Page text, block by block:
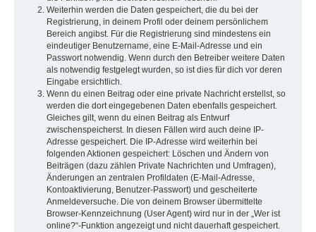
Weiterhin werden die Daten gespeichert, die du bei der
Registrierung, in deinem Profil oder deinem persönlichem
Bereich angibst. Für die Registrierung sind mindestens ein
eindeutiger Benutzername, eine E-Mail-Adresse und ein
Passwort notwendig. Wenn durch den Betreiber weitere Daten
als notwendig festgelegt wurden, so ist dies für dich vor deren
Eingabe ersichtlich.
Wenn du einen Beitrag oder eine private Nachricht erstellst, so
werden die dort eingegebenen Daten ebenfalls gespeichert.
Gleiches gilt, wenn du einen Beitrag als Entwurf
zwischenspeicherst. In diesen Fällen wird auch deine IP-
Adresse gespeichert. Die IP-Adresse wird weiterhin bei
folgenden Aktionen gespeichert: Löschen und Ändern von
Beiträgen (dazu zählen Private Nachrichten und Umfragen),
Änderungen an zentralen Profildaten (E-Mail-Adresse,
Kontoaktivierung, Benutzer-Passwort) und gescheiterte
Anmeldeversuche. Die von deinem Browser übermittelte
Browser-Kennzeichnung (User Agent) wird nur in der „Wer ist
online?“-Funktion angezeigt und nicht dauerhaft gespeichert.